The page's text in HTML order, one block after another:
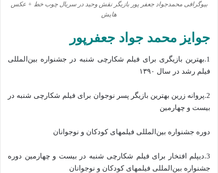
بیوگرافی محمدجواد جعفر پور بازیگر نقش وحید در سریال چوب خط + عکس
هایش
جوایز محمد جواد جعفرپور
1.بهترین بازیگری برای فیلم شکارچی شنبه در جشنواره بین‌المللی
فیلم رشد در سال ۱۳۹۰
2.پروانه زرین بهترین بازیگر پسر نوجوان برای فیلم شکارچی شنبه در
بیست و چهارمین
دوره جشنواره بین‌المللی فیلمهای کودکان و نوجوانان
3.دیپلم افتخار برای فیلم شکارچی شنبه در بیست و چهارمین دوره
جشنواره بین‌المللی فیلمهای کودکان و نوجوانان